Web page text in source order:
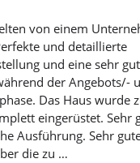
von einem
und detaillierte
und eine sehr
der Angebots/-
Das Haus wurde
eingerüstet. Sehr
Ausführung. Sehr
die zu …